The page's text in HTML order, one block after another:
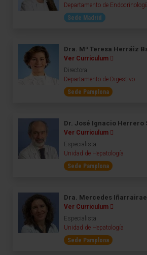
Departamento de
Sede Madrid
Dra. Mª Teresa Herráiz
Ver Curriculum
Directora
Departamento de Digestivo
Sede Pamplona
Dr. José Ignacio Herrero
Ver Curriculum
Especialista
Unidad de Hepatología
Sede Pamplona
Dra. Mercedes
Ver Curriculum
Especialista
Unidad de Hepatología
Sede Pamplona